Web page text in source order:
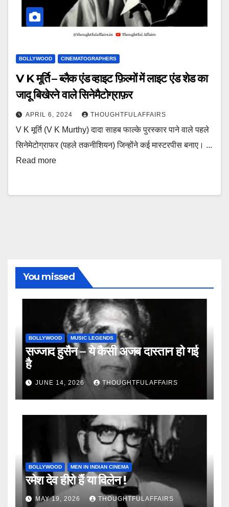
BOLLYWOOD CINEMATOGRAPHERS
V K मूर्ति – ब्लैक एंड व्हाइट फ़िल्मों में लाइट एंड शेड का
जादू बिखेरने वाले सिनेमैटोग्राफ़र
APRIL 6, 2024 THOUGHTFULAFFAIRS
V K मूर्ति (V K Murthy) दादा साहब फाल्के पुरस्कार पाने वाले पहले
सिनेमेटोग्राफर (पहले तकनीशियन) जिन्होंने कई मास्टरपीस बनाए। ...
Read more
You missed
BOLLYWOOD MUSIC LEGENDS
सज्जाद हुसैन – ये कैसी अजब दास्तान हो गई
है
JUNE 14, 2026 THOUGHTFULAFFAIRS
BOLLYWOOD MEN IN INDIAN CINEMA
रमेश देव हीरो हैं या विलेन !
MAY 19, 2026 THOUGHTFULAFFAIRS